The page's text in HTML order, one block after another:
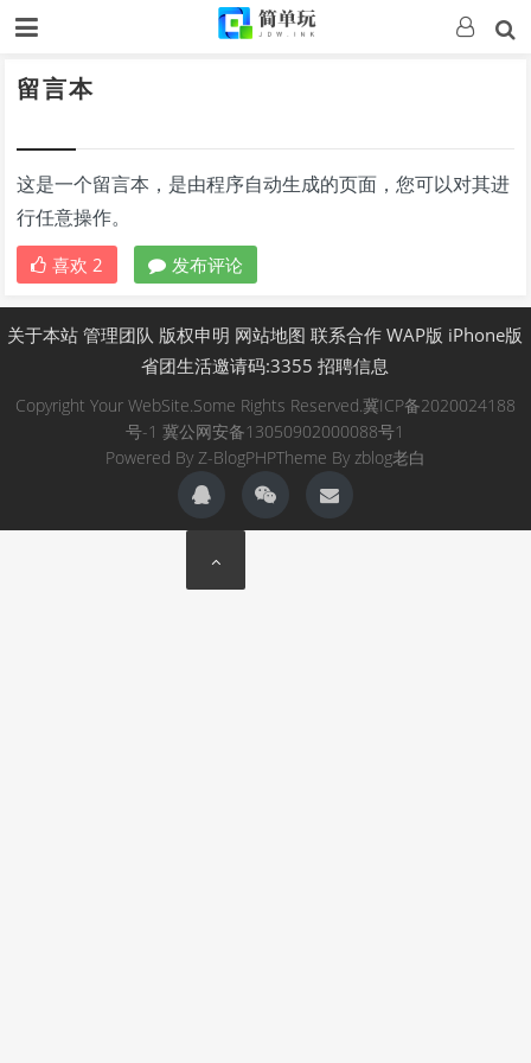
留言本
这是一个留言本，是由程序自动生成的页面，您可以对其进
行任意操作。
喜欢 2 发布评论
关于本站 管理团队 版权申明 网站地图 联系合作 WAP版 iPhone版
省团生活邀请码:3355 招聘信息
Copyright Your WebSite.Some Rights Reserved.冀ICP备2020024188
号-1 冀公网安备13050902000088号1
Powered By Z-BlogPHPTheme By zblog老白